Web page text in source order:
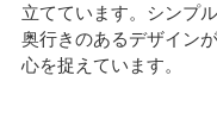
立てています。シンプ
奥行きのあるデザイン
心を捉えています。